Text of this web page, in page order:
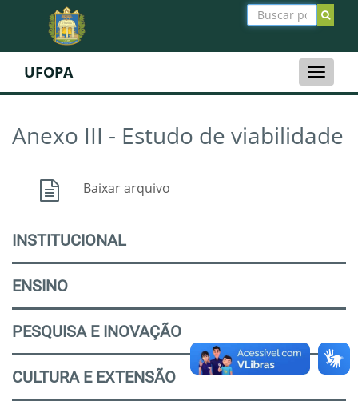
Toggle
UFOPA
Anexo III - Estudo de viabilidade
Baixar arquivo
INSTITUCIONAL
ENSINO
PESQUISA E INOVAÇÃO
CULTURA E EXTENSÃO